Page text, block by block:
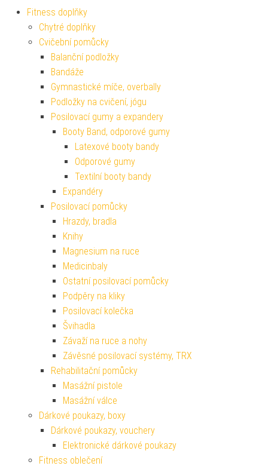
Fitness doplňky
Chytré doplňky
Cvičební pomůcky
Balanční podložky
Bandáže
Gymnastické míče, overbally
Podložky na cvičení, jógu
Posilovací gumy a expandery
Booty Band, odporové gumy
Latexové booty bandy
Odporové gumy
Textilní booty bandy
Expandéry
Posilovací pomůcky
Hrazdy, bradla
Knihy
Magnesium na ruce
Medicinbaly
Ostatní posilovací pomůcky
Podpěry na kliky
Posilovací kolečka
Švihadla
Závaží na ruce a nohy
Závěsné posilovací systémy, TRX
Rehabilitační pomůcky
Masážní pistole
Masážní válce
Dárkové poukazy, boxy
Dárkové poukazy, vouchery
Elektronické dárkové poukazy
Fitness oblečení